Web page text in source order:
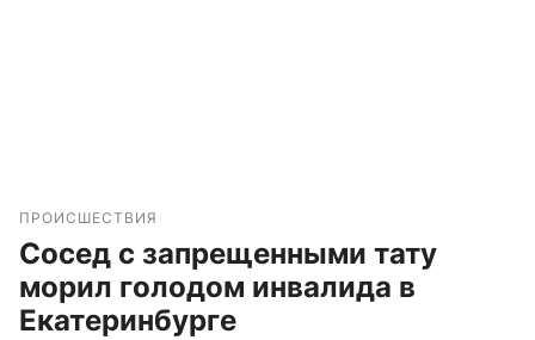
ПРОИСШЕСТВИЯ
Сосед с запрещенными тату
морил голодом инвалида в
Екатеринбурге